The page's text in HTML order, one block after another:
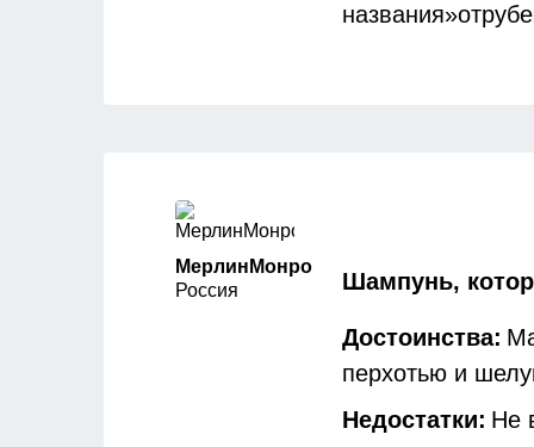
день
описала
наносим
шампуня. я
МерлинМонро
Россия
Шампунь,
Достоинства:
перхотью и
Недостатки: Не